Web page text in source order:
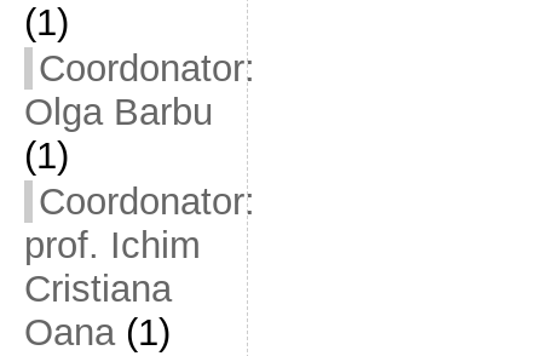
(1)
Coordonator:
Olga Barbu
(1)
Coordonator:
prof. Ichim
Cristiana
Oana(1)